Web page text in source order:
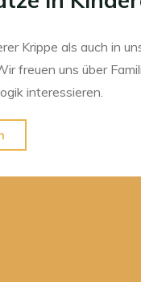
Krippe als auch in
freuen uns über
interessieren.
in